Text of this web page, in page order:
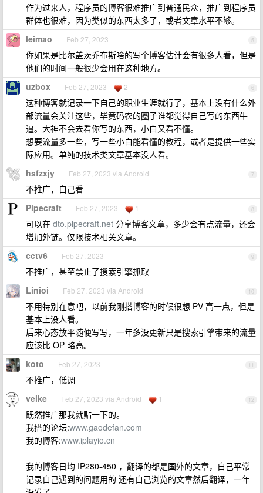
作为过来人，程序员的博客很难推广到普通民众，推广到程序员
群体也很难，因为类似的东西太多了，或者文章水平不够。
5
leimao Feb 27, 2023
你如果是比尔盖茨乔布斯啥的写个博客估计会有很多人看，但是
他们的时间一般很少会用在这种地方。
6
uzbox Feb 27, 2023 2
这种博客就记录一下自己的职业生涯就行了，基本上没有什么外
部流量会关注这些，毕竟码农的圈子谁都觉得自己写的东西牛
逼。大神不会去看你写的东西，小白又看不懂。
想要流量多一些，写一些小白能看懂的教程，或者是提供一些实
际应用。单纯的技术类文章基本没人看。
7
hsfzxjy Feb 27, 2023 via Android
不推广，自己看
8
Pipecraft Feb 27, 2023 1
可以在 dto.pipecraft.net 分享博客文章，多少会有点流量，还会
增加外链。仅限技术相关文章。
9
cctv6 Feb 27, 2023
不推广，甚至禁止了搜索引擎抓取
10
Linioi Feb 27, 2023 via Android
不用特别在意吧，以前我刚搭博客的时候很想 PV 高一点，但是
基本上没人看。
后来心态放平随便写写，一年多没更新只是搜索引擎带来的流量
应该比 OP 略高。
11
koto Feb 27, 2023
不推广，低调
12
veike Feb 27, 2023 via Android 1
既然推广那我就贴一下的。
我搭的论坛:www.gaodefan.com
我的博客:www.iplayio.cn
我的博客日均 IP280-450 ，翻译的都是国外的文章，自己平常
记录自己遇到的问题用的 还有自己浏览的文章然后翻译，一年